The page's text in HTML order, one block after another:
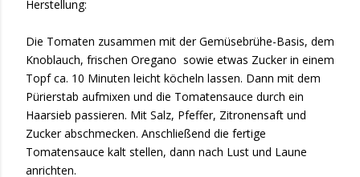
Herstellung:
Die Tomaten zusammen mit der Gemüsebrühe-Basis, dem
Knoblauch, frischen Oregano sowie etwas Zucker in einem
Topf ca. 10 Minuten leicht köcheln lassen. Dann mit dem
Pürierstab aufmixen und die Tomatensauce durch ein
Haarsieb passieren. Mit Salz, Pfeffer, Zitronensaft und
Zucker abschmecken. Anschließend die fertige
Tomatensauce kalt stellen, dann nach Lust und Laune
anrichten.